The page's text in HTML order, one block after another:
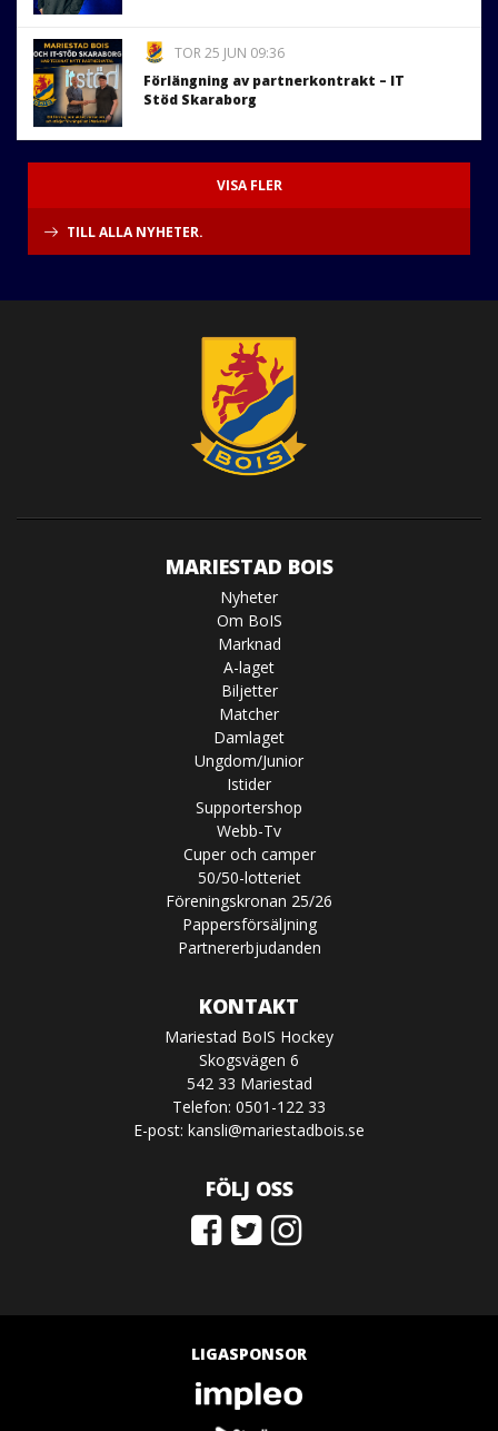
TOR 25 JUN 09:36
Förlängning av partnerkontrakt – IT
Stöd Skaraborg
VISA FLER
TILL ALLA NYHETER.
MARIESTAD BOIS
Nyheter
Om BoIS
Marknad
A-laget
Biljetter
Matcher
Damlaget
Ungdom/Junior
Istider
Supportershop
Webb-Tv
Cuper och camper
50/50-lotteriet
Föreningskronan 25/26
Pappersförsäljning
Partnererbjudanden
KONTAKT
Mariestad BoIS Hockey
Skogsvägen 6
542 33 Mariestad
Telefon: 0501-122 33
E-post: kansli@mariestadbois.se
FÖLJ OSS
LIGASPONSOR